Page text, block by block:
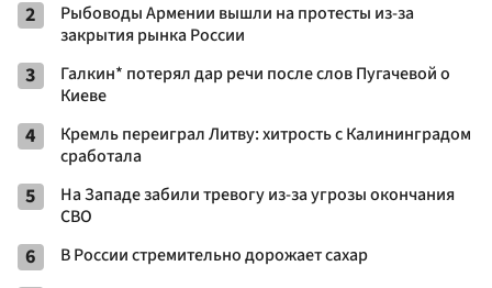
2
Рыбоводы Армении вышли на протесты из-за
закрытия рынка России
3
Галкин* потерял дар речи после слов Пугачевой о
Киеве
4
Кремль переиграл Литву: хитрость с Калининградом
сработала
5
На Западе забили тревогу из-за угрозы окончания
СВО
6 В России стремительно дорожает сахар